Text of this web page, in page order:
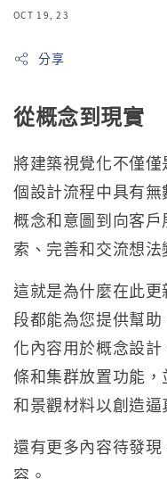
OCT 19, 23
分享
從概念到現實
將建築視覺化不僅
個設計流程中具有
概念和意圖到向客
索、完善和交流想法
這就是為什麼在此
段都能為您提供幫
化內容用於概念設
條和集群放置功能
和景觀材料以創造逼
還有更多內容待發